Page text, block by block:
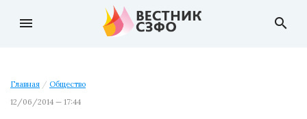
menu search
Главная / Общество
12/06/2014 — 17:44